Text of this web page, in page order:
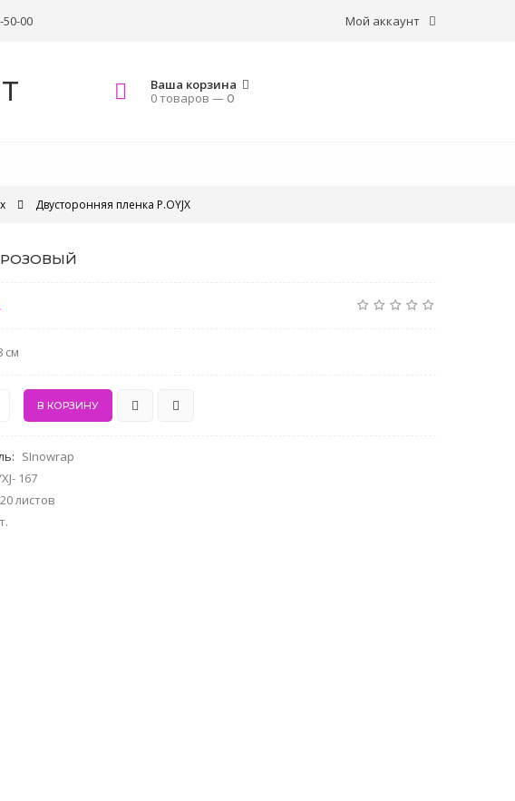
Мой аккаунт
00
Ваша корзина
0 товаров —0
Двусторонняя пленка P.OYJX
см
: SInowrap
167
20 листов